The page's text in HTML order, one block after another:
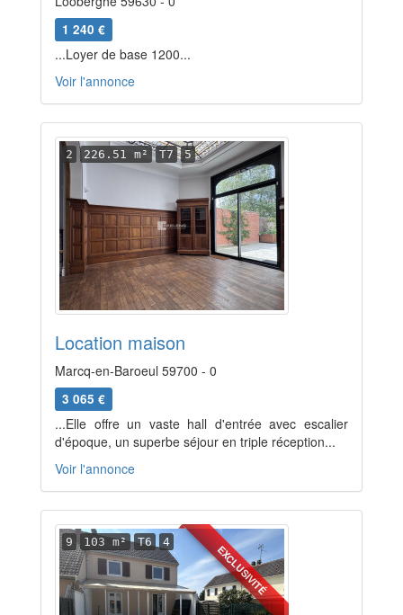
1 240 €
...Loyer de base 1200...
Voir l'annonce
2 226.51 m² T7 5
Location maison
Marcq-en-Baroeul 59700 - 0
3 065 €
...Elle offre un vaste hall d'entrée avec escalier
d'époque, un superbe séjour en triple réception...
Voir l'annonce
EXCLUSIVITÉ
9 103 m² T6 4